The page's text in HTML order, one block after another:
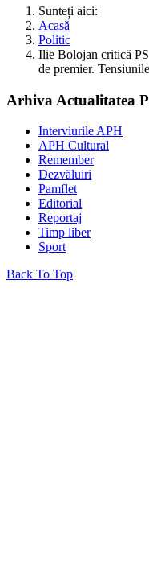
Sunteți aici:
Acasă
Politic
Ilie Bolojan critică
de premier.
Arhiva Actualitatea
Interviurile APH
APH Cultural
Remember
Dezvăluiri
Pamflet
Editorial
Reportaj
Timp liber
Sport
Back To Top